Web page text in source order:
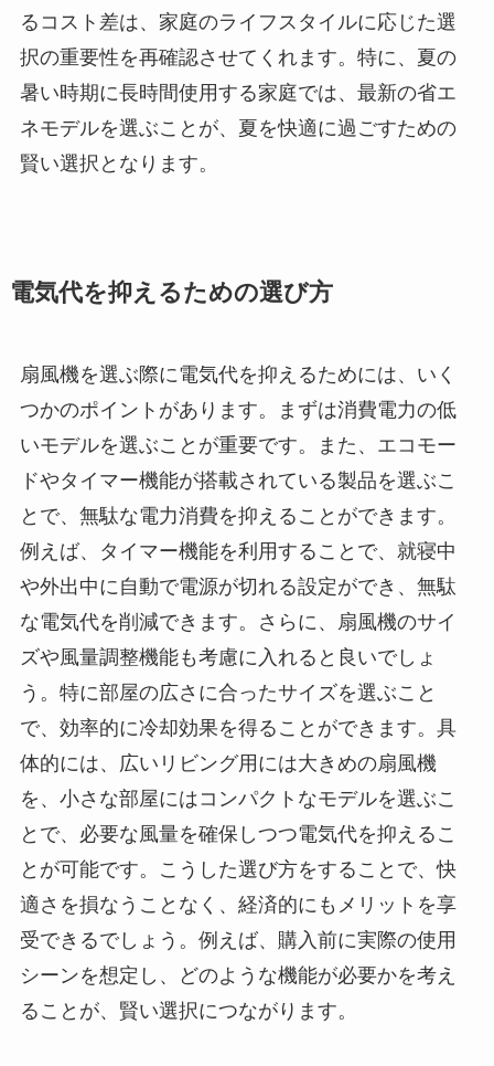
るコスト差は、家庭のライフスタイルに応じた選
択の重要性を再確認させてくれます。特に、夏の
暑い時期に長時間使用する家庭では、最新の省エ
ネモデルを選ぶことが、夏を快適に過ごすための
賢い選択となります。
電気代を抑えるための選び方
扇風機を選ぶ際に電気代を抑えるためには、いく
つかのポイントがあります。まずは消費電力の低
いモデルを選ぶことが重要です。また、エコモー
ドやタイマー機能が搭載されている製品を選ぶこ
とで、無駄な電力消費を抑えることができます。
例えば、タイマー機能を利用することで、就寝中
や外出中に自動で電源が切れる設定ができ、無駄
な電気代を削減できます。さらに、扇風機のサイ
ズや風量調整機能も考慮に入れると良いでしょ
う。特に部屋の広さに合ったサイズを選ぶこと
で、効率的に冷却効果を得ることができます。具
体的には、広いリビング用には大きめの扇風機
を、小さな部屋にはコンパクトなモデルを選ぶこ
とで、必要な風量を確保しつつ電気代を抑えるこ
とが可能です。こうした選び方をすることで、快
適さを損なうことなく、経済的にもメリットを享
受できるでしょう。例えば、購入前に実際の使用
シーンを想定し、どのような機能が必要かを考え
ることが、賢い選択につながります。